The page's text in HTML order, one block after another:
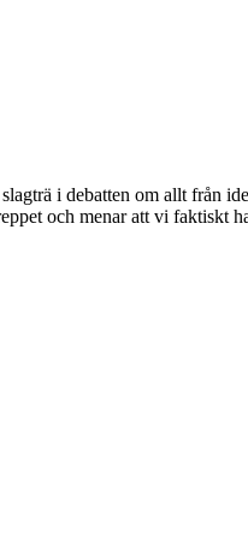
i debatten om allt från
och menar att vi faktiskt